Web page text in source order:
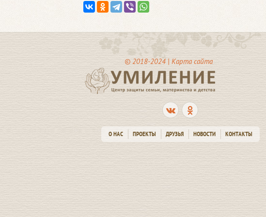
© 2018-2024 | Карта сайта
О НАС ПРОЕКТЫ ДРУЗЬЯ НОВОСТИ КОНТАКТЫ